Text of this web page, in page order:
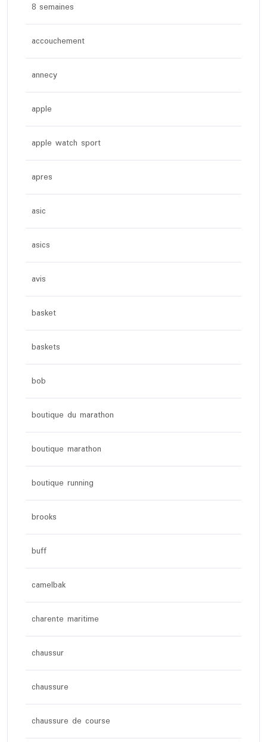
8 semaines
accouchement
annecy
apple
apple watch sport
apres
asic
asics
avis
basket
baskets
bob
boutique du marathon
boutique marathon
boutique running
brooks
buff
camelbak
charente maritime
chaussur
chaussure
chaussure de course